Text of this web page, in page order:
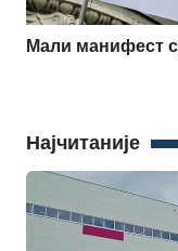
Мали манифест
Најчитаније